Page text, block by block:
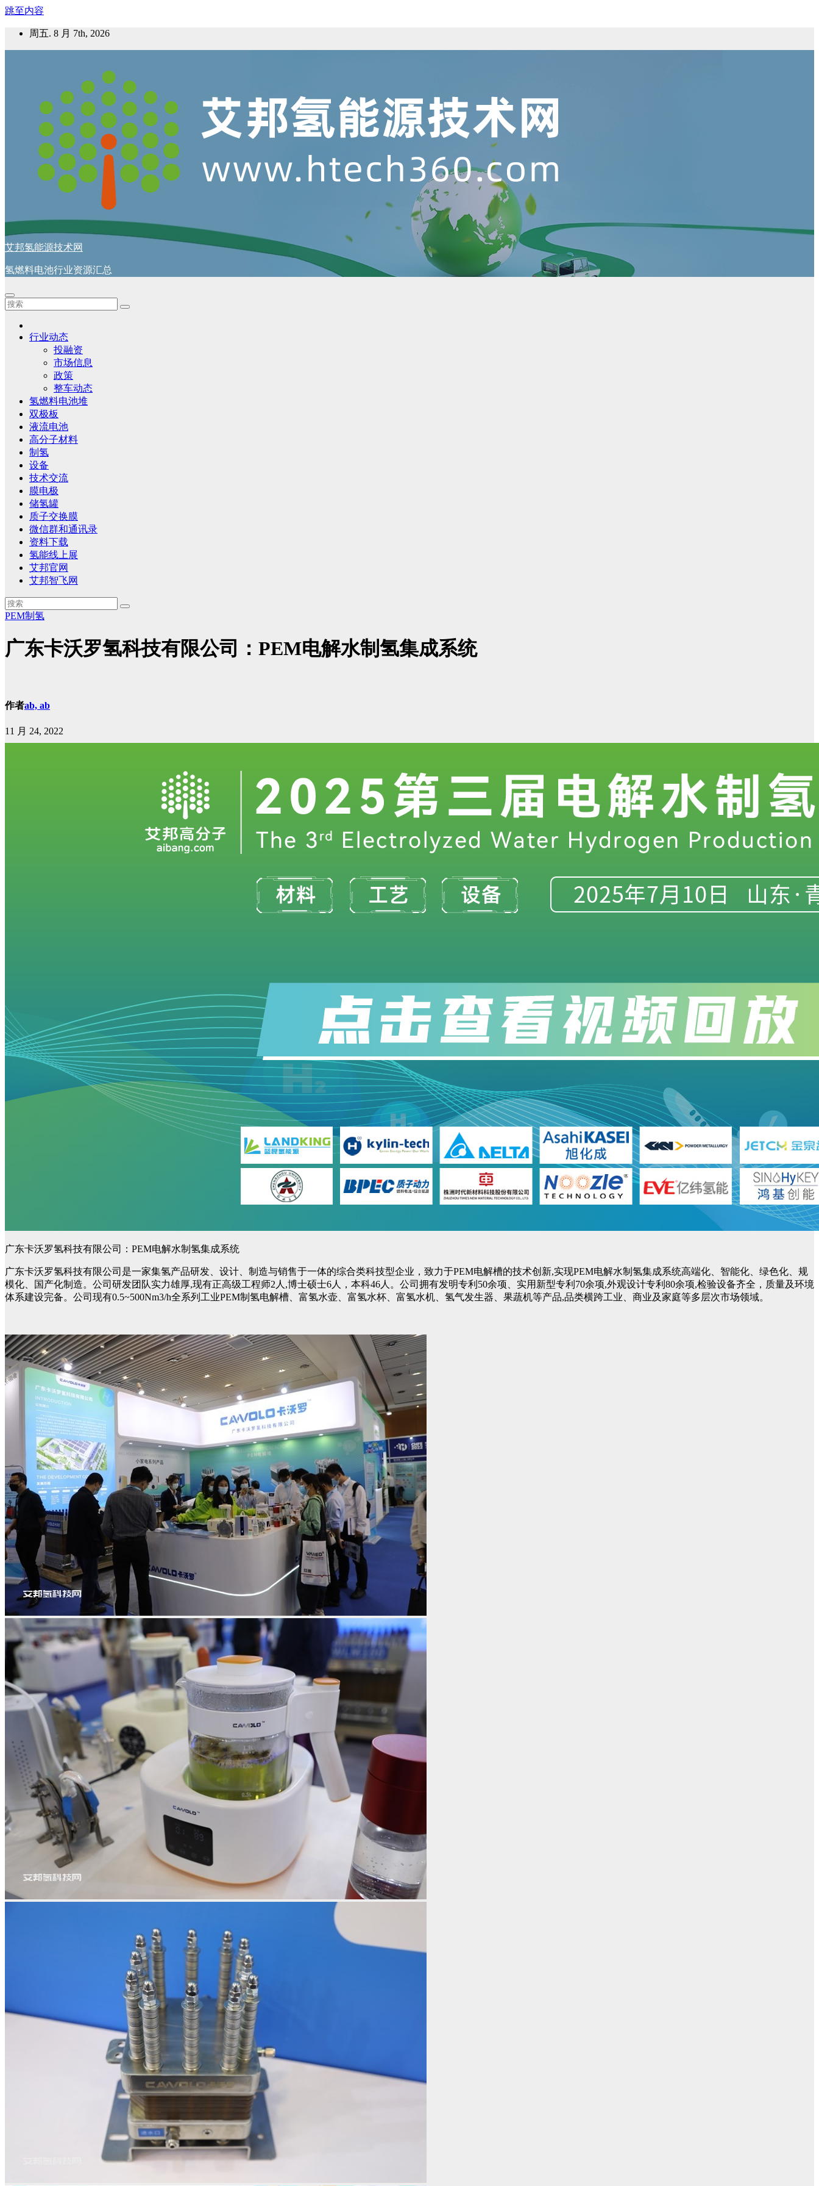
跳至内容
周五. 8 月 7th, 2026
艾邦氢能源技术网
氢燃料电池行业资源汇总
行业动态
投融资
市场信息
政策
整车动态
氢燃料电池堆
双极板
液流电池
高分子材料
制氢
设备
技术交流
膜电极
储氢罐
质子交换膜
微信群和通讯录
资料下载
氢能线上展
艾邦官网
艾邦智飞网
PEM制氢
广东卡沃罗氢科技有限公司：PEM电解水制氢集成系统
作者ab, ab
11 月 24, 2022
广东卡沃罗氢科技有限公司：PEM电解水制氢集成系统
广东卡沃罗氢科技有限公司是一家集氢产品研发、设计、制造与销售于一体的综合类科技型企业，致力于PEM电解槽的技术创新,实现PEM电解水制氢集成系统高端化、智能化、绿色化、规
模化、国产化制造。公司研发团队实力雄厚,现有正高级工程师2人,博士硕士6人，本科46人。公司拥有发明专利50余项、实用新型专利70余项,外观设计专利80余项,检验设备齐全，质量及环境
体系建设完备。公司现有0.5~500Nm3/h全系列工业PEM制氢电解槽、富氢水壶、富氢水杯、富氢水机、氢气发生器、果蔬机等产品,品类横跨工业、商业及家庭等多层次市场领域。